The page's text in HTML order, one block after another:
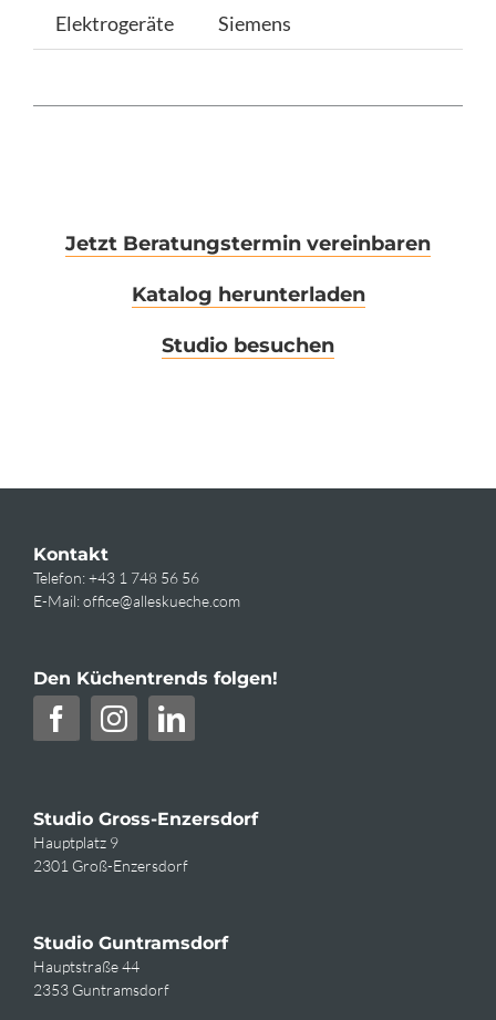
Elektrogeräte Siemens
Jetzt Beratungstermin vereinbaren
Katalog herunterladen
Studio besuchen
Kontakt
Telefon:+43 1 748 56 56
E-Mail:office@alleskueche.com
Den Küchentrends folgen!
Studio Gross-Enzersdorf
Hauptplatz 9
2301 Groß-Enzersdorf
Studio Guntramsdorf
Hauptstraße 44
2353 Guntramsdorf